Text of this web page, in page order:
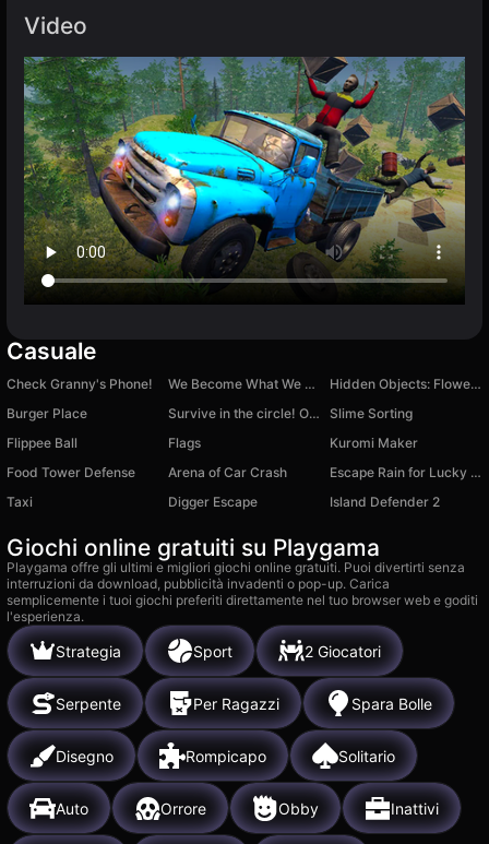
Video
Casuale
Check Granny's Phone! We Become What We Behold
Hidden Objects: Flower Shop
Burger Place
Survive in the circle! Obby
Slime Sorting
Flippee Ball
Flags
Kuromi Maker
Food Tower Defense
Arena of Car Сrash
Escape Rain for Lucky Blocks! Online Sprunki 3D +1
Taxi
Digger Escape Island Defender 2
Giochi online gratuiti su Playgama
Playgama offre gli ultimi e migliori giochi online gratuiti. Puoi divertirti senza
interruzioni da download, pubblicità invadenti o pop-up. Carica
semplicemente i tuoi giochi preferiti direttamente nel tuo browser web e goditi
l'esperienza.
Strategia Sport 2 Giocatori
Serpente Per Ragazzi Spara Bolle
Disegno Rompicapo Solitario
Auto Orrore Obby Inattivi